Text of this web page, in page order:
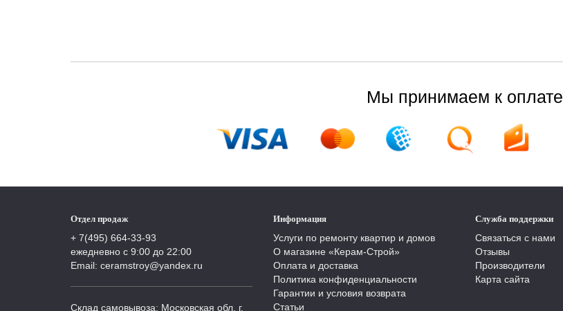
Мы принимаем к оплате
Отдел продаж
+ 7(495) 664-33-93
ежедневно с 9:00 до 22:00
Email: ceramstroy@yandex.ru
Склад самовывоза: Московская обл, г.
Информация
Услуги по ремонту квартир и домов
О магазине «Керам-Строй»
Оплата и доставка
Политика конфиденциальности
Гарантии и условия возврата
Статьи
Служба поддержки
Связаться с нами
Отзывы
Производители
Карта сайта